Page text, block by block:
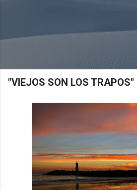
"VIEJOS SON LOS TRAPOS"